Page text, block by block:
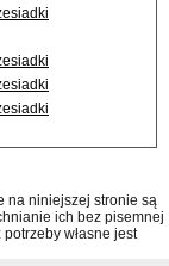
na niniejszej stronie są
ich bez pisemnej
własne jest